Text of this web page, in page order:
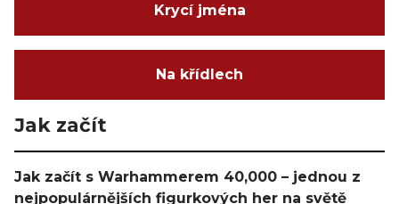
Krycí jména
Na křídlech
Jak začít
Jak začít s Warhammerem 40,000 – jednou z
nejpopulárnějších figurkových her na světě